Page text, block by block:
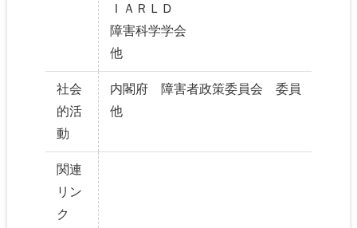
ＩＡＲＬＤ
障害科学学会
他
社会
的活
動
内閣府 障害者政策委員会 委員
他
関連
リン
ク